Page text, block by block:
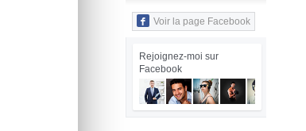
Voir la page Facebook
Rejoignez-moi sur
Facebook